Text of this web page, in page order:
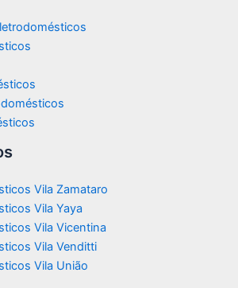
Vila Zamataro
Vila Yaya
Vila Vicentina
Vila Venditti
Vila União